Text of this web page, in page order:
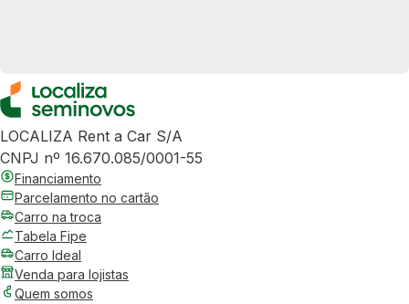
LOCALIZA Rent a Car S/A
CNPJ nº 16.670.085/0001-55
Financiamento
Parcelamento no cartão
Carro na troca
Tabela Fipe
Carro Ideal
Venda para lojistas
Quem somos